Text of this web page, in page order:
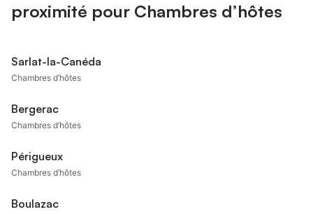
proximité pour Chambres d’hôtes
Sarlat-la-Canéda
Chambres d’hôtes
Bergerac
Chambres d’hôtes
Périgueux
Chambres d’hôtes
Boulazac